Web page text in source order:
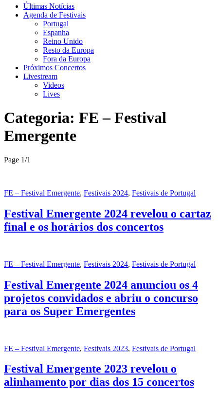
Últimas Notícias
Agenda de Festivais
Portugal
Espanha
Reino Unido
Resto da Europa
Fora da Europa
Próximos Concertos
Livestream
Videos
Lives
Categoria: FE – Festival
Emergente
Page 1/1
FE – Festival Emergente, Festivais 2024, Festivais de Portugal
Festival Emergente 2024 revelou o cartaz
final e os horários dos concertos
FE – Festival Emergente, Festivais 2024, Festivais de Portugal
Festival Emergente 2024 anunciou os 4
projetos convidados e abriu o concurso
para os Super Emergentes
FE – Festival Emergente, Festivais 2023, Festivais de Portugal
Festival Emergente 2023 revelou o
alinhamento por dias dos 15 concertos